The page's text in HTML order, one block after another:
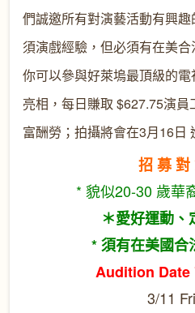
們誠邀所有對演藝活動有興
須演戲經驗，但必須有在美
你可以參與好萊塢最頂級的
亮相，每日賺取 $627.75演
富酬勞；拍攝將會在3月16日
招 募 對
* 貌似20-30 歲華
＊愛好運動、
* 須有在美國合
Audition Date
3/11